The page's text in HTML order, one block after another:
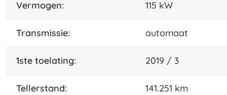
vermogen: 115 kW
transmissie: automaat
1ste toelating: 2019 / 3
tellerstand: 141.251 km